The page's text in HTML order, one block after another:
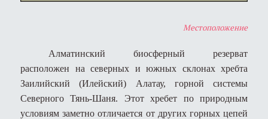
Местоположение
Алматинский биосферный резерват
расположен на северных и южных склонах хребта
Заилийский (Илейский) Алатау, горной системы
Северного Тянь-Шаня. Этот хребет по природным
условиям заметно отличается от других горных цепей